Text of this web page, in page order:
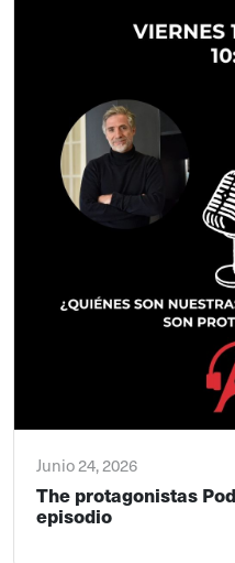
Junio 24, 2026
The protagonistas
episodio